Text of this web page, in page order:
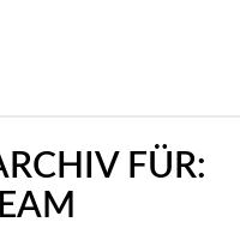
FÜR: